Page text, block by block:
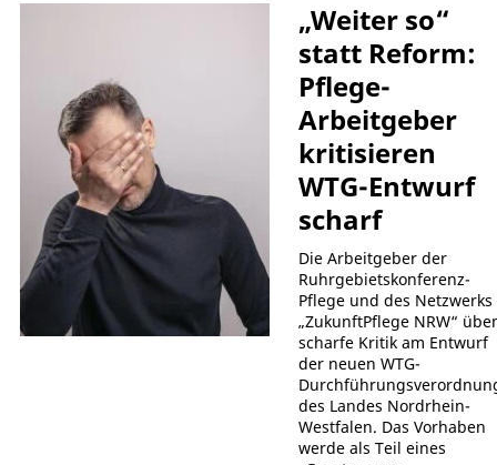
„Weiter so“
statt Reform:
Pflege-
Arbeitgeber
kritisieren
WTG-Entwurf
scharf
Die Arbeitgeber der
Ruhrgebietskonferenz-
Pflege und des Netzwerks
„ZukunftPflege NRW“
scharfe Kritik am Entwurf
der neuen WTG-
des Landes Nordrhein-
Westfalen. Das Vorhaben
werde als Teil eines